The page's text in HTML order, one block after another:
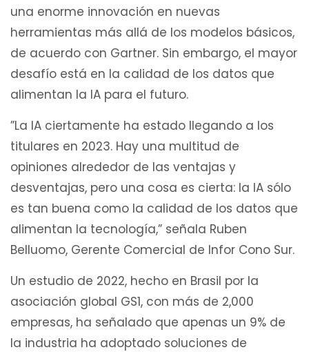
una enorme innovación en nuevas
herramientas más allá de los modelos básicos,
de acuerdo con Gartner. Sin embargo, el mayor
desafío está en la calidad de los datos que
alimentan la IA para el futuro.
”La IA ciertamente ha estado llegando a los
titulares en 2023. Hay una multitud de
opiniones alrededor de las ventajas y
desventajas, pero una cosa es cierta: la IA sólo
es tan buena como la calidad de los datos que
alimentan la tecnología,” señala Ruben
Belluomo, Gerente Comercial de Infor Cono Sur.
Un estudio de 2022, hecho en Brasil por la
asociación global GS1, con más de 2,000
empresas, ha señalado que apenas un 9% de
la industria ha adoptado soluciones de